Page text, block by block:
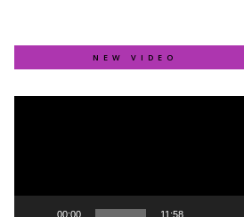
NEW VIDEO
Video
00:00 11:58